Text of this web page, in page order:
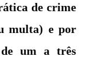
de crime
multa) e por
de um a três